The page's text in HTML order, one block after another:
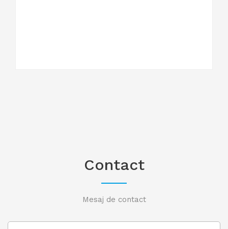
Contact
Mesaj de contact